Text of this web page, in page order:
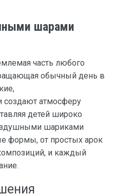
шарами
часть любого
обычный день в
создают атмосферу
детей широко
шариками
формы, от простых арок
и каждый